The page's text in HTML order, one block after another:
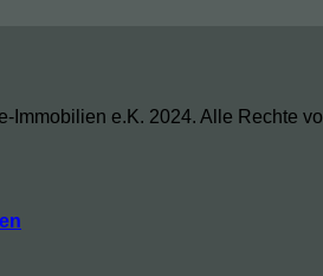
Immobilien e.K. 2024. Alle Rechte